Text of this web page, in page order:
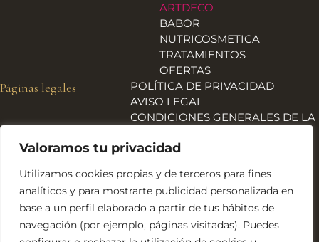
Valoramos tu privacidad
Utilizamos cookies propias y de terceros para fines
analíticos y para mostrarte publicidad personalizada en
base a un perfil elaborado a partir de tus hábitos de
navegación (por ejemplo, páginas visitadas). Puedes
ARTDECO
BABOR
NUTRICOSMETICA
TRATAMIENTOS
OFERTAS
Páginas legales
POLÍTICA DE PRIVACIDAD
AVISO LEGAL
CONDICIONES GENERALES DE LA
ENVÍOS, DEVOLUCIONES Y
POLÍTICA DE COOKIES
DECLARACIÓN DE
ACCESIBILIDAD
Financiado por la Unión Europea – NextGeneration EU